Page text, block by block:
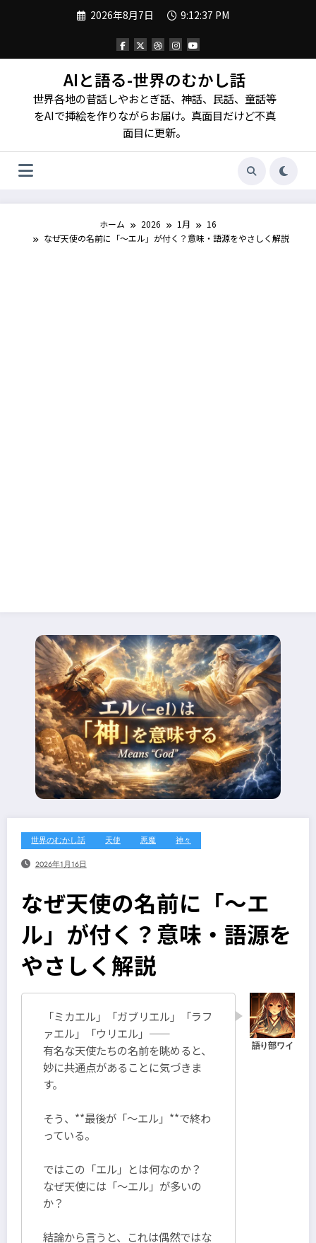
ツ
2026年8月7日 9:12:39 PM
AIと語る-世界のむかし話
世界各地の昔話しやおとぎ話、神話、民話、童話等
をAIで挿絵を作りながらお届け。真面目だけど不真
面目に更新。
ホーム 2026 1月
16
なぜ天使の名前に「～エル」が付く？意味・語源をやさしく解説
世界のむかし話 天使 悪魔 神々
2026年1月16日
なぜ天使の名前に「～エ
ル」が付く？意味・語源を
やさしく解説
「ミカエル」「ガブリエル」「ラフ
ァエル」「ウリエル」――
有名な天使たちの名前を眺めると、
妙に共通点があることに気づきま
す。
そう、**最後が「～エル」**で終わ
っている。
ではこの「エル」とは何なのか？
なぜ天使には「～エル」が多いの
か？
結論から言うと、これは偶然ではな